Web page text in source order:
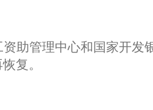
助管理中心和国家开发
复。